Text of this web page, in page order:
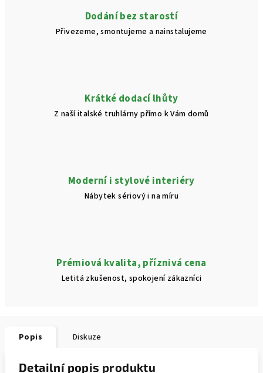
Dodání bez starostí
Přivezeme, smontujeme a nainstalujeme
Krátké dodací lhůty
Z naší italské truhlárny přímo k Vám domů
Moderní i stylové interiéry
Nábytek sériový i na míru
Prémiová kvalita, příznivá cena
Letitá zkušenost, spokojení zákazníci
Popis Diskuze
Detailní popis produktu